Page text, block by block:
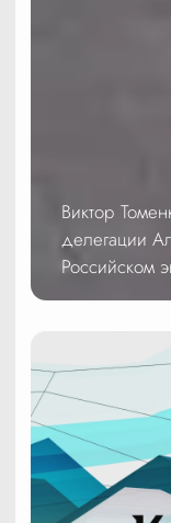
Виктор
делегации
Российском